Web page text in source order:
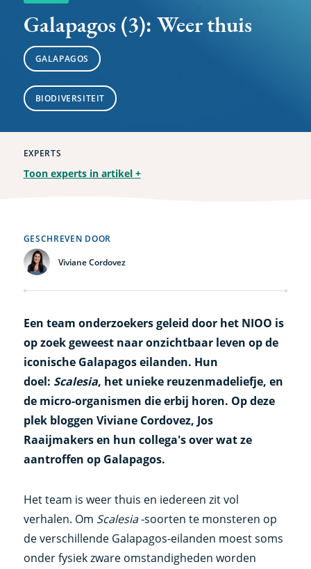
Galapagos (3): Weer thuis
GALAPAGOS
BIODIVERSITEIT
EXPERTS
Toon experts in artikel +
GESCHREVEN DOOR
Viviane Cordovez
Een team onderzoekers geleid door het NIOO is
op zoek geweest naar onzichtbaar leven op de
iconische Galapagos eilanden. Hun
doel: Scalesia, het unieke reuzenmadeliefje, en
de micro-organismen die erbij horen. Op deze
plek bloggen Viviane Cordovez, Jos
Raaijmakers en hun collega's over wat ze
aantroffen op Galapagos.
Het team is weer thuis en iedereen zit vol
verhalen. Om Scalesia-soorten te monsteren op
de verschillende Galapagos-eilanden moest soms
onder fysiek zware omstandigheden worden